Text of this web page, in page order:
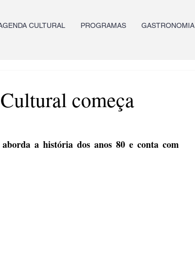
CULTURAL PROGRAMAS GASTRONOMIA
começa
a história dos anos 80 e conta com